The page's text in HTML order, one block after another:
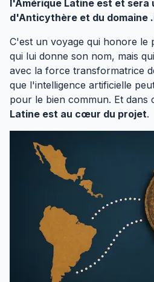
l'Amérique Latine est et sera
d'Anticythère et du domaine
C'est un voyage qui honore le
qui lui donne son nom, mais
avec la force transformatrice
que l'intelligence artificielle
pour le bien commun. Et dans
Latine est au cœur du projet.